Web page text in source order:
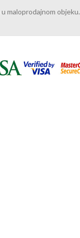
maloprodajnom objeku.